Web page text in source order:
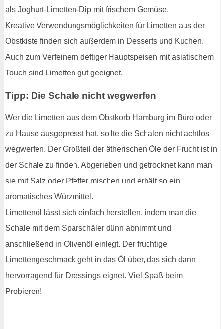
als Joghurt-Limetten-Dip mit frischem Gemüse.
Kreative Verwendungsmöglichkeiten für Limetten aus der
Obstkiste finden sich außerdem in Desserts und Kuchen.
Auch zum Verfeinern deftiger Hauptspeisen mit asiatischem
Touch sind Limetten gut geeignet.
Tipp: Die Schale nicht wegwerfen
Wer die Limetten aus dem Obstkorb Hamburg im Büro oder
zu Hause ausgepresst hat, sollte die Schalen nicht achtlos
wegwerfen. Der Großteil der ätherischen Öle der Frucht ist in
der Schale zu finden. Abgerieben und getrocknet kann man
sie mit Salz oder Pfeffer mischen und erhält so ein
aromatisches Würzmittel.
Limettenöl lässt sich einfach herstellen, indem man die
Schale mit dem Sparschäler dünn abnimmt und
anschließend in Olivenöl einlegt. Der fruchtige
Limettengeschmack geht in das Öl über, das sich dann
hervorragend für Dressings eignet. Viel Spaß beim
Probieren!